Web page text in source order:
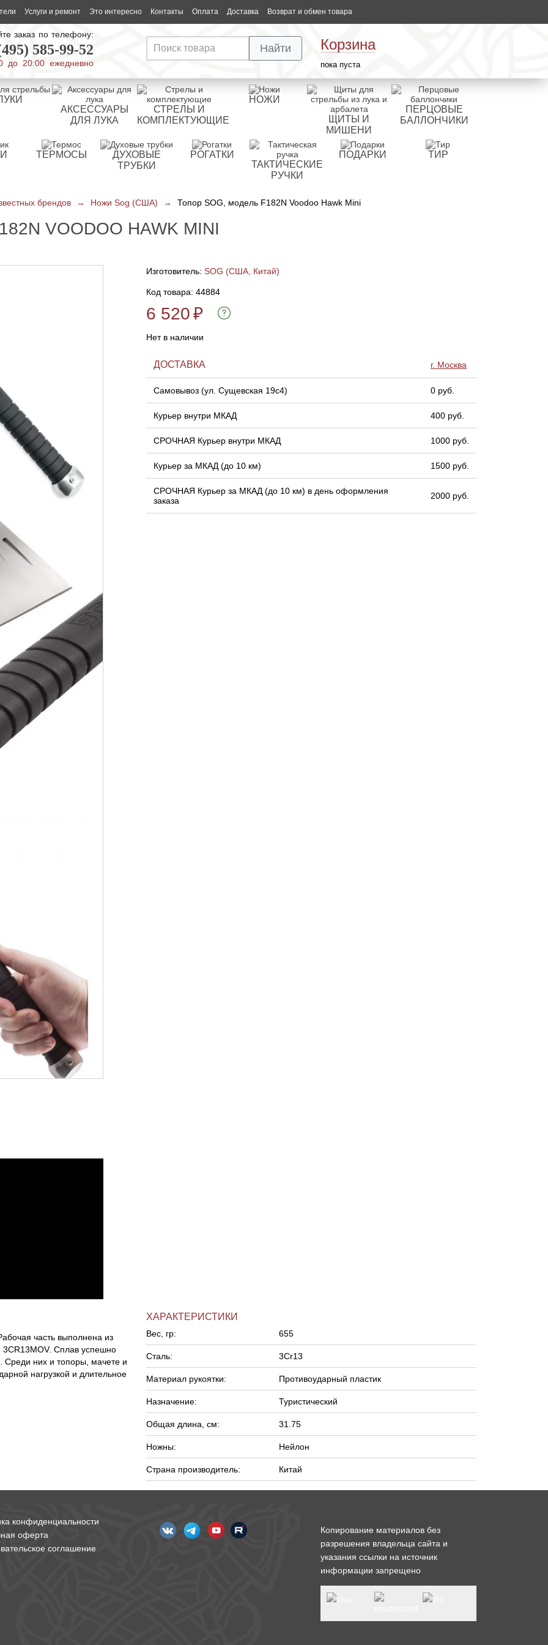
Услуги и ремонт Это интересно Контакты Оплата Доставка Возврат и обмен товара
заказ по телефону:
585-99-52
до 20:00 ежедневно
Корзина
пока пуста
Найти
АКСЕССУАРЫ
ДЛЯ ЛУКА
СТРЕЛЫ И
КОМПЛЕКТУЮЩИЕ
НОЖИ
ЩИТЫ И
МИШЕНИ
ПЕРЦОВЫЕ
БАЛЛОНЧИКИ
ТЕРМОСЫ
ДУХОВЫЕ
ТРУБКИ
РОГАТКИ
ТАКТИЧЕСКИЕ
РУЧКИ
ПОДАРКИ ТИР
брендов → Ножи Sog (США) → Топор SOG, модель F182N Voodoo Hawk Mini
VOODOO HAWK MINI
Изготовитель: SOG (США, Китай)
Код товара: 44884
6 520₽
Нет в наличии
ДОСТАВКА г. Москва
Самовывоз (ул. Сущевская 19с4) 0 руб.
Курьер внутри МКАД 400 руб.
СРОЧНАЯ Курьер внутри МКАД 1000 руб.
Курьер за МКАД (до 10 км) 1500 руб.
СРОЧНАЯ Курьер за МКАД (до 10 км) в день оформления
заказа
2000 руб.
часть выполнена из
Сплав успешно
Среди них и топоры, мачете и
нагрузкой и длительное
ХАРАКТЕРИСТИКИ
Вес, гр: 655
Сталь: 3Cr13
Материал рукоятки: Противоударный пластик
Назначение: Туристический
Общая длина, см: 31.75
Ножны: Нейлон
Страна производитель: Китай
конфиденциальности
оферта
соглашение
Копирование материалов без
разрешения владельца сайта и
указания ссылки на источник
информации запрещено